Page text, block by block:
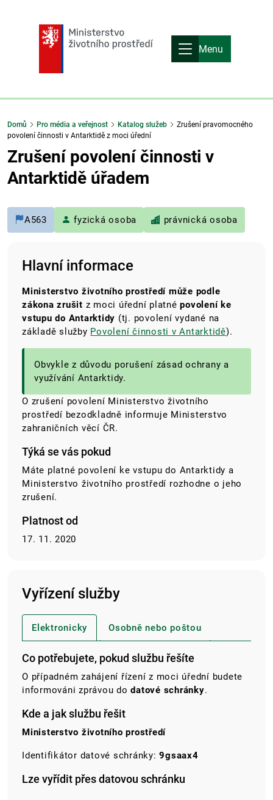
Menu
Domů Pro média a veřejnost Katalog služeb
Zrušení pravomocného
povolení činnosti v Antarktidě z moci úřední
Zrušení povolení činnosti v
Antarktidě úřadem
A563 fyzická osoba právnická osoba
Hlavní informace
Ministerstvo životního prostředí může podle
zákona zrušit z moci úřední platnépovolení ke
vstupu do Antarktidy (tj. povolení vydané na
základě služby Povolení činnosti v Antarktidě).
Obvykle z důvodu porušení zásad ochrany a
využívání Antarktidy.
O zrušení povolení Ministerstvo životního
prostředí bezodkladně informuje Ministerstvo
zahraničních věcí ČR.
Týká se vás pokud
Máte platné povolení ke vstupu do Antarktidy a
Ministerstvo životního prostředí rozhodne o jeho
zrušení.
Platnost od
17. 11. 2020
Vyřízení služby
Elektronicky Osobně nebo poštou
Co potřebujete, pokud službu řešíte
O případném zahájení řízení z moci úřední budete
informováni zprávou dodatové schránky.
Kde a jak službu řešit
Ministerstvo životního prostředí
Identifikátor datové schránky:9gsaax4
Lze vyřídit přes datovou schránku